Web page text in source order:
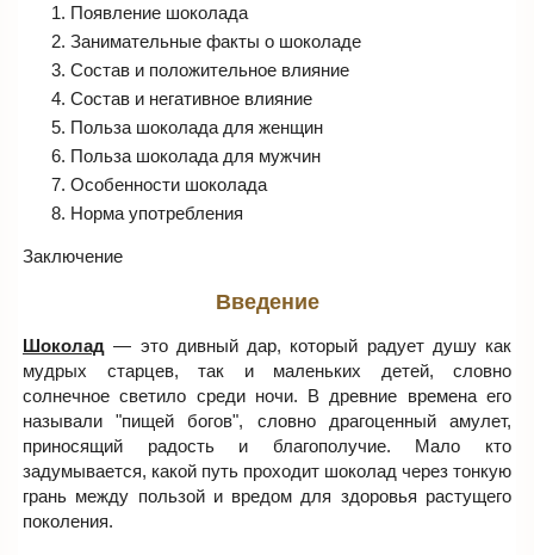
Появление шоколада
Занимательные факты о шоколаде
Состав и положительное влияние
Состав и негативное влияние
Польза шоколада для женщин
Польза шоколада для мужчин
Особенности шоколада
Норма употребления
Заключение
Введение
Шоколад — это дивный дар, который радует душу как
мудрых старцев, так и маленьких детей, словно
солнечное светило среди ночи. В древние времена его
называли "пищей богов", словно драгоценный амулет,
приносящий радость и благополучие. Мало кто
задумывается, какой путь проходит шоколад через тонкую
грань между пользой и вредом для здоровья растущего
поколения.